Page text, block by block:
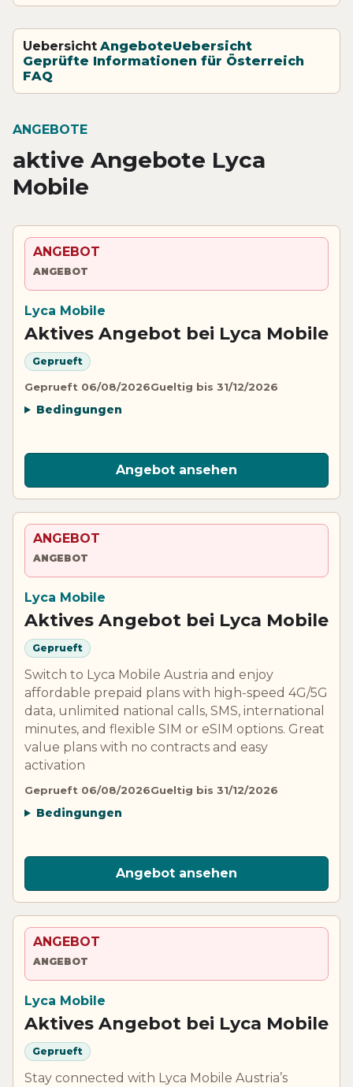
Uebersicht AngeboteUebersicht
Geprüfte Informationen für Österreich
FAQ
ANGEBOTE
aktive Angebote Lyca
Mobile
ANGEBOT
ANGEBOT
Lyca Mobile
Aktives Angebot bei Lyca Mobile
Geprueft
Geprueft 06/08/2026Gueltig bis 31/12/2026
Bedingungen
Angebot ansehen
ANGEBOT
ANGEBOT
Lyca Mobile
Aktives Angebot bei Lyca Mobile
Geprueft
Switch to Lyca Mobile Austria and enjoy
affordable prepaid plans with high-speed 4G/5G
data, unlimited national calls, SMS, international
minutes, and flexible SIM or eSIM options. Great
value plans with no contracts and easy
activation
Geprueft 06/08/2026Gueltig bis 31/12/2026
Bedingungen
Angebot ansehen
ANGEBOT
ANGEBOT
Lyca Mobile
Aktives Angebot bei Lyca Mobile
Geprueft
Stay connected with Lyca Mobile Austria’s